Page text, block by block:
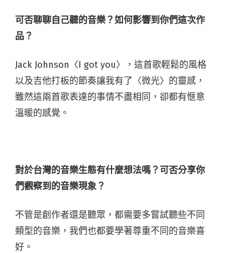
可否聊聊自己聽的音樂？如何影響到你們這次作
品？
Jack Johnson〈I got you〉，這首歌輕鬆的風格
以及吉他打板的節奏讓我有了〈微光〉的靈感，
雖然這兩首歌表達的事情不盡相同，卻都有愜意
溫暖的感覺。
對於台灣的音樂生態有什麼想法嗎？可否分享你
們觀察到的音樂現象？
不管是創作者還是聽眾，都需要多嘗試聽些不同
類型的音樂，我們也都要學著尊重不同的音樂喜
好。